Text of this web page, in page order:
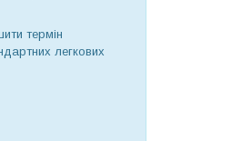
термін
легкових